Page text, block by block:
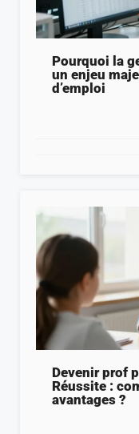
Pourquoi la
un enjeu
d’emploi
Devenir prof
Réussite :
avantages ?